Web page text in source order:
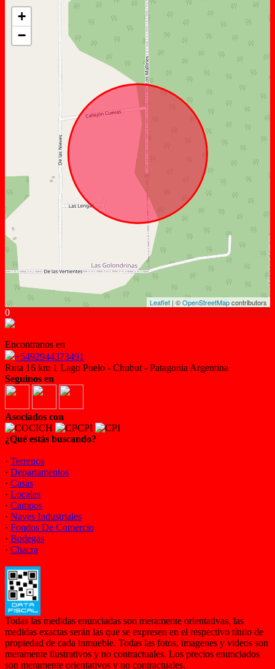
+
−
Leaflet | ©OpenStreetMapcontributors
0
Encontranos en
+5492944373491
Ruta 16 km 1 Lago Puelo - Chubut - Patagonia Argentina
Seguinos en
Asociados con
¿Qué estás buscando?
· Terrenos
· Departamentos
· Casas
· Locales
· Campos
· Naves Industriales
· Fondos De Comercio
· Bodegas
· Chacra
Todas las medidas enunciadas son meramente orientativas, las
medidas exactas serán las que se expresen en el respectivo título de
propiedad de cada inmueble. Todas las fotos, imagenes y videos son
meramente ilustrativos y no contractuales. Los precios enunciados
son meramente orientativos y no contractuales.